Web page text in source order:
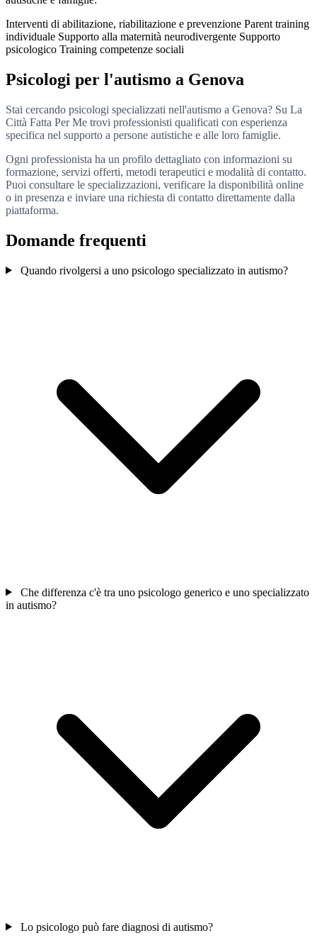
Interventi di abilitazione, riabilitazione e prevenzione Parent training
individuale Supporto alla maternità neurodivergente Supporto
psicologico Training competenze sociali
Psicologi per l'autismo a Genova
Stai cercando psicologi specializzati nell'autismo a Genova? Su La
Città Fatta Per Me trovi professionisti qualificati con esperienza
specifica nel supporto a persone autistiche e alle loro famiglie.
Ogni professionista ha un profilo dettagliato con informazioni su
formazione, servizi offerti, metodi terapeutici e modalità di contatto.
Puoi consultare le specializzazioni, verificare la disponibilità online
o in presenza e inviare una richiesta di contatto direttamente dalla
piattaforma.
Domande frequenti
Quando rivolgersi a uno psicologo specializzato in autismo?
Che differenza c'è tra uno psicologo generico e uno specializzato
in autismo?
Lo psicologo può fare diagnosi di autismo?